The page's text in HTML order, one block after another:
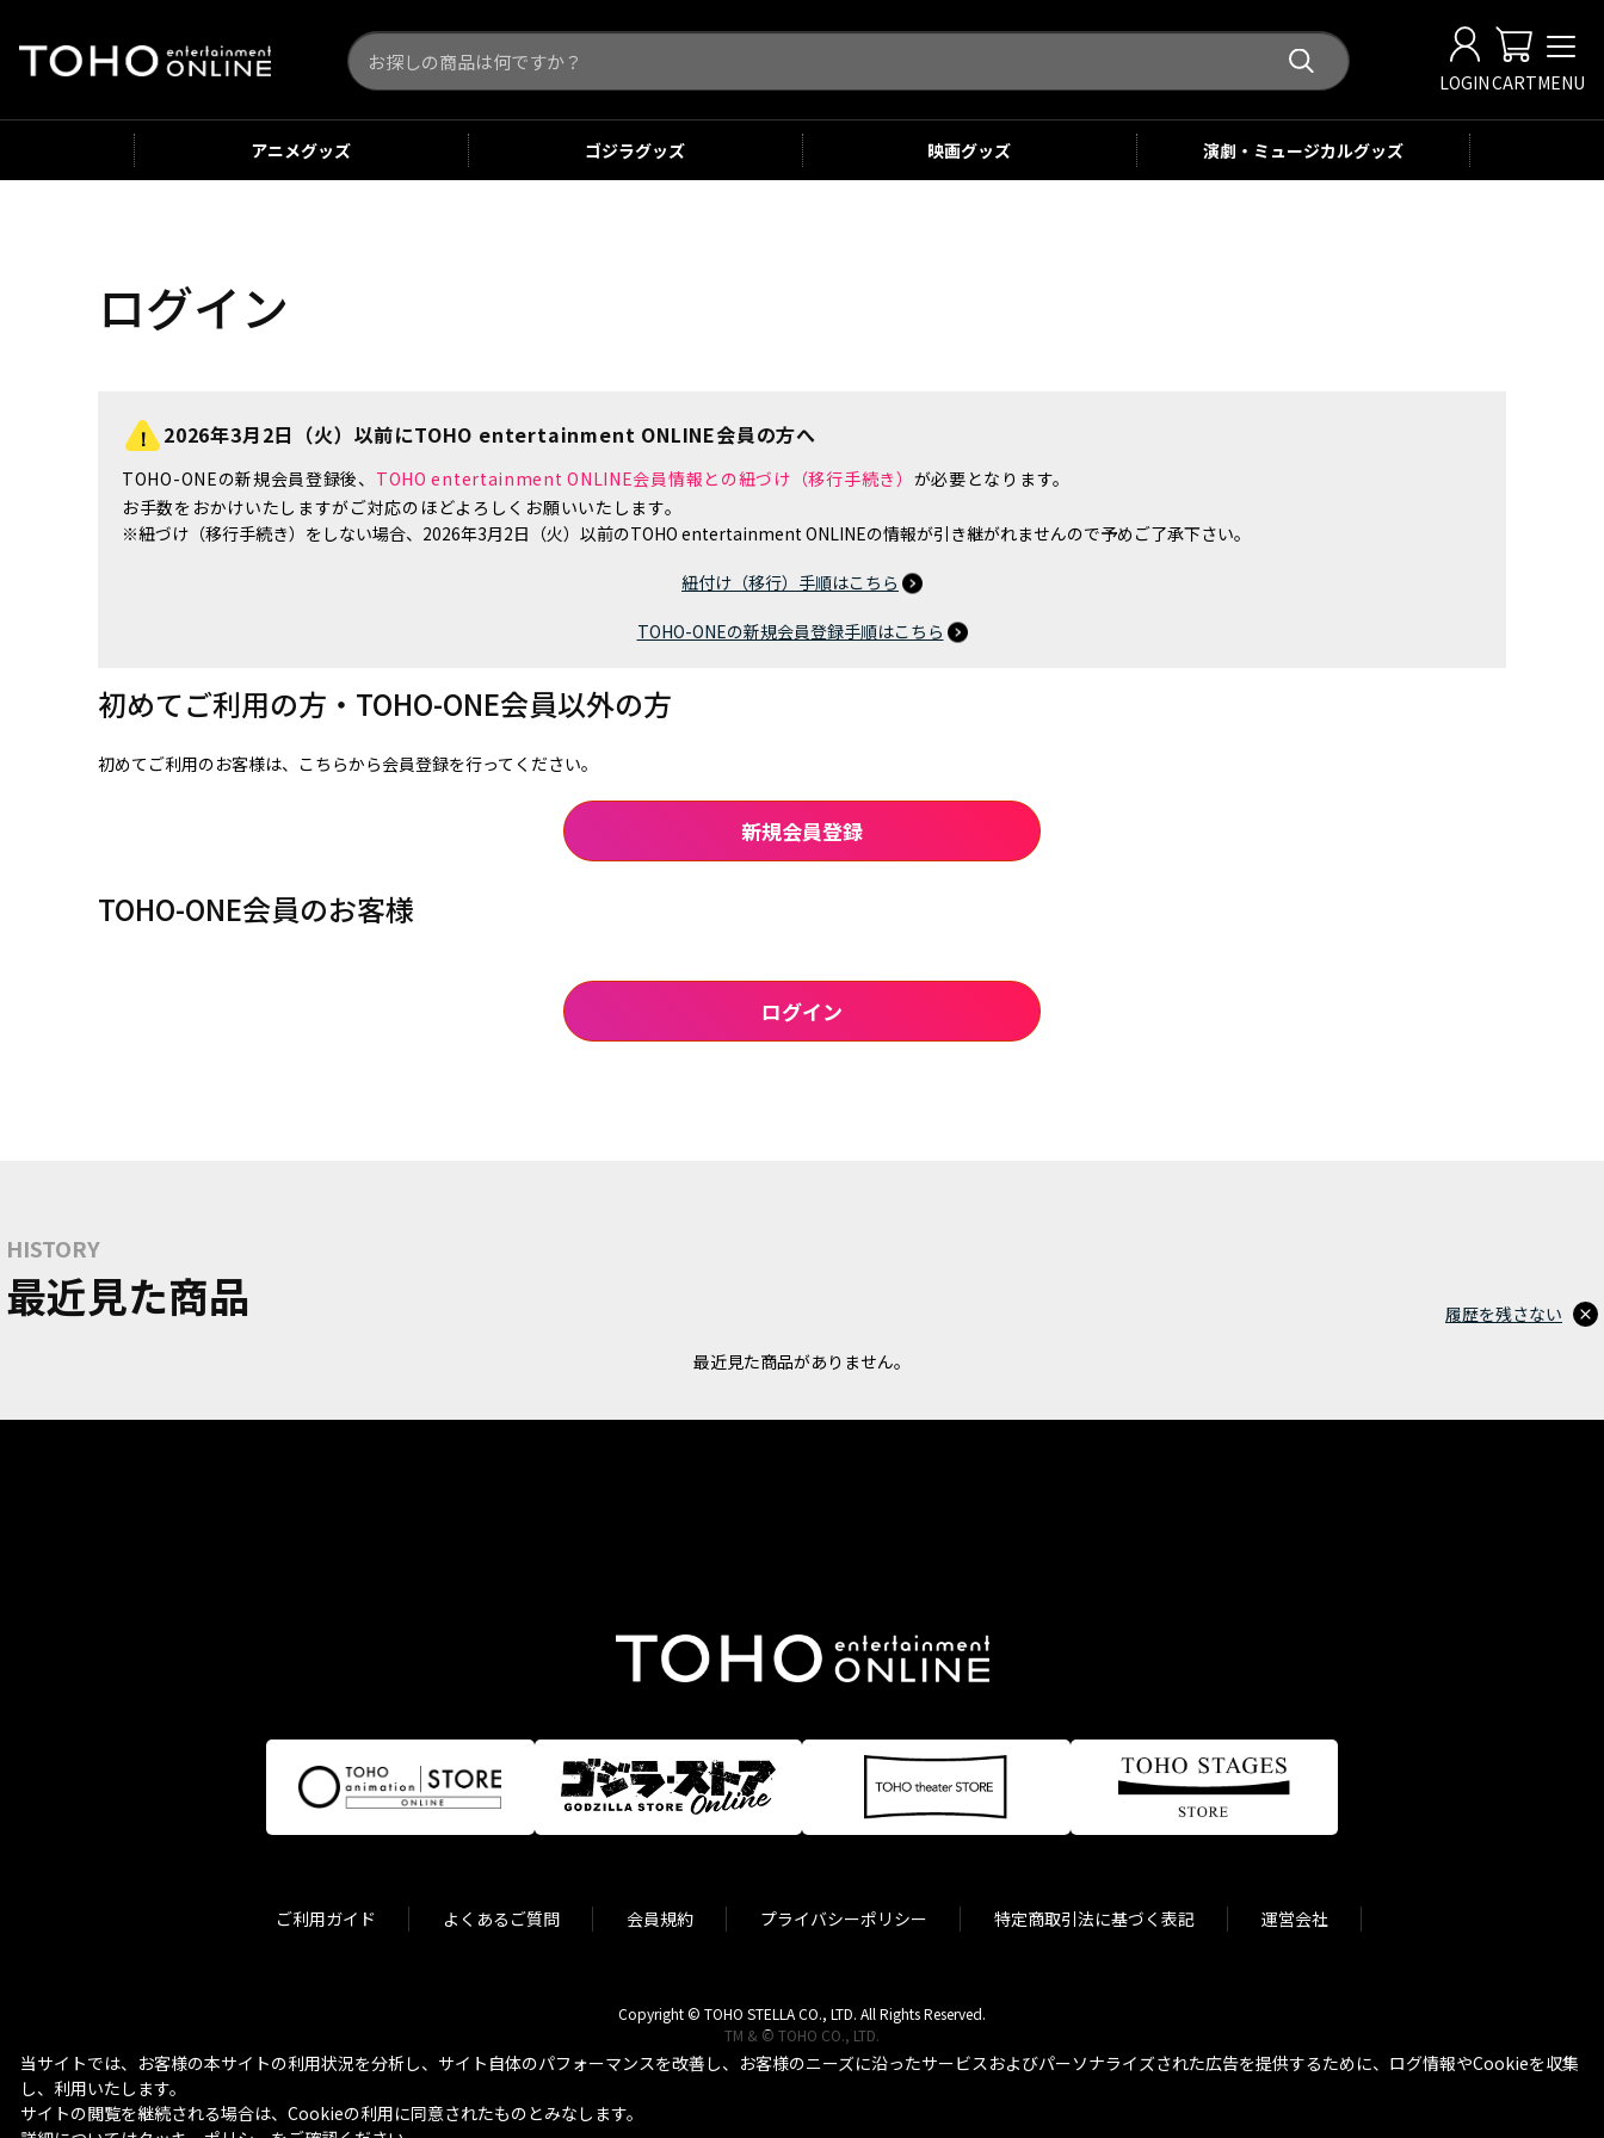
LOGINCARTMENU
アニメグッズ ゴジラグッズ 映画グッズ 演劇・ミュージカルグッズ
ログイン
2026年3月2日（火）以前にTOHO entertainment ONLINE会員の方へ
TOHO-ONEの新規会員登録後、 TOHO entertainment ONLINE会員情報との紐づけ（移行手続き） が必要となります。
お手数をおかけいたしますがご対応のほどよろしくお願いいたします。
※紐づけ（移行手続き）をしない場合、2026年3月2日（火）以前のTOHO entertainment ONLINEの情報が引き継がれませんので予めご了承下さい。
紐付け（移行）手順はこちら
TOHO-ONEの新規会員登録手順はこちら
初めてご利用の方・TOHO-ONE会員以外の方
初めてご利用のお客様は、こちらから会員登録を行ってください。
TOHO-ONE会員のお客様
HISTORY
最近見た商品
最近見た商品がありません。
履歴を残さない
ご利用ガイド よくあるご質問 会員規約 プライバシーポリシー 特定商取引法に基づく表記 運営会社
Copyright © TOHO STELLA CO., LTD. All Rights Reserved.
TM & © TOHO CO., LTD.
当サイトでは、お客様の本サイトの利用状況を分析し、サイト自体のパフォーマンスを改善し、お客様のニーズに沿ったサービスおよびパーソナライズされた広告を提供するために、ログ情報やCookieを収集
し、利用いたします。
サイトの閲覧を継続される場合は、Cookieの利用に同意されたものとみなします。